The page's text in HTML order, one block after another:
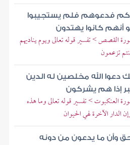
فدعوهم فلم يستجيبوا
أنهم كانوا يهتدون
القصص > تفسير قوله تعالى ويوم يناديهم
تزعمون
دعوا الله مخلصين له الدين
إذا هم يشركون
العنكبوت > تفسير قوله تعالى وما هذه
الدار الآخرة لهي الحيوان
وأن ما يدعون من دونه